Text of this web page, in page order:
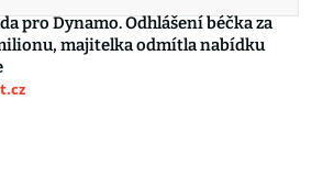
pro Dynamo. Odhlášení béčka za
majitelka odmítla nabídku